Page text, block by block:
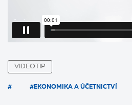
VIDEOTIP
# #EKONOMIKA A ÚČETNICTVÍ